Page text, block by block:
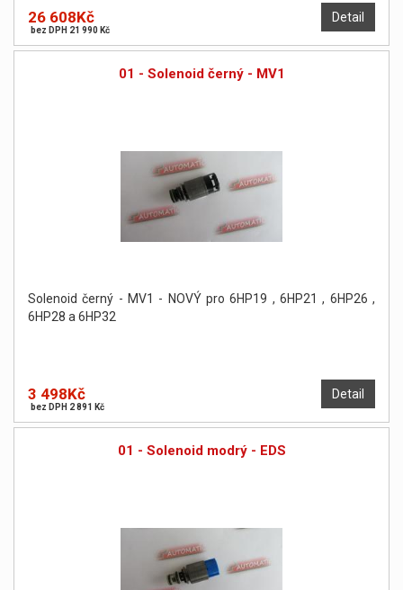
Detail
26 608Kč
bez DPH 21 990 Kč
01 - Solenoid černý - MV1
Solenoid černý - MV1 - NOVÝ pro 6HP19 , 6HP21 , 6HP26 ,
6HP28 a 6HP32
Detail
3 498Kč
bez DPH 2 891 Kč
01 - Solenoid modrý - EDS